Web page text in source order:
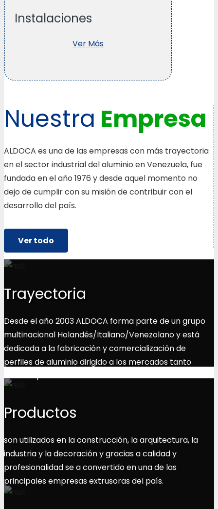
Instalaciones
Ver Más
Nuestra Empresa
ALDOCA es una de las empresas con más trayectoria
en el sector industrial del aluminio en Venezuela, fue
fundada en el año 1976 y desde aquel momento no
dejo de cumplir con su misión de contribuir con el
desarrollo del país.
Ver todo
Trayectoria
Desde el año 2003 ALDOCA forma parte de un grupo
multinacional Holandés/Italiano/Venezolano y está
dedicada a la fabricación y comercialización de
perfiles de aluminio dirigido a los mercados tanto
interno que externo.
Productos
son utilizados en la construcción, la arquitectura, la
industria y la decoración y gracias a calidad y
profesionalidad se a convertido en una de las
principales empresas extrusoras del país.